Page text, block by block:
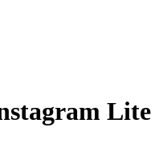
Lite